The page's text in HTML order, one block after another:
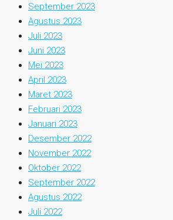
September 2023
Agustus 2023
Juli 2023
Juni 2023
Mei 2023
April 2023
Maret 2023
Februari 2023
Januari 2023
Desember 2022
November 2022
Oktober 2022
September 2022
Agustus 2022
Juli 2022